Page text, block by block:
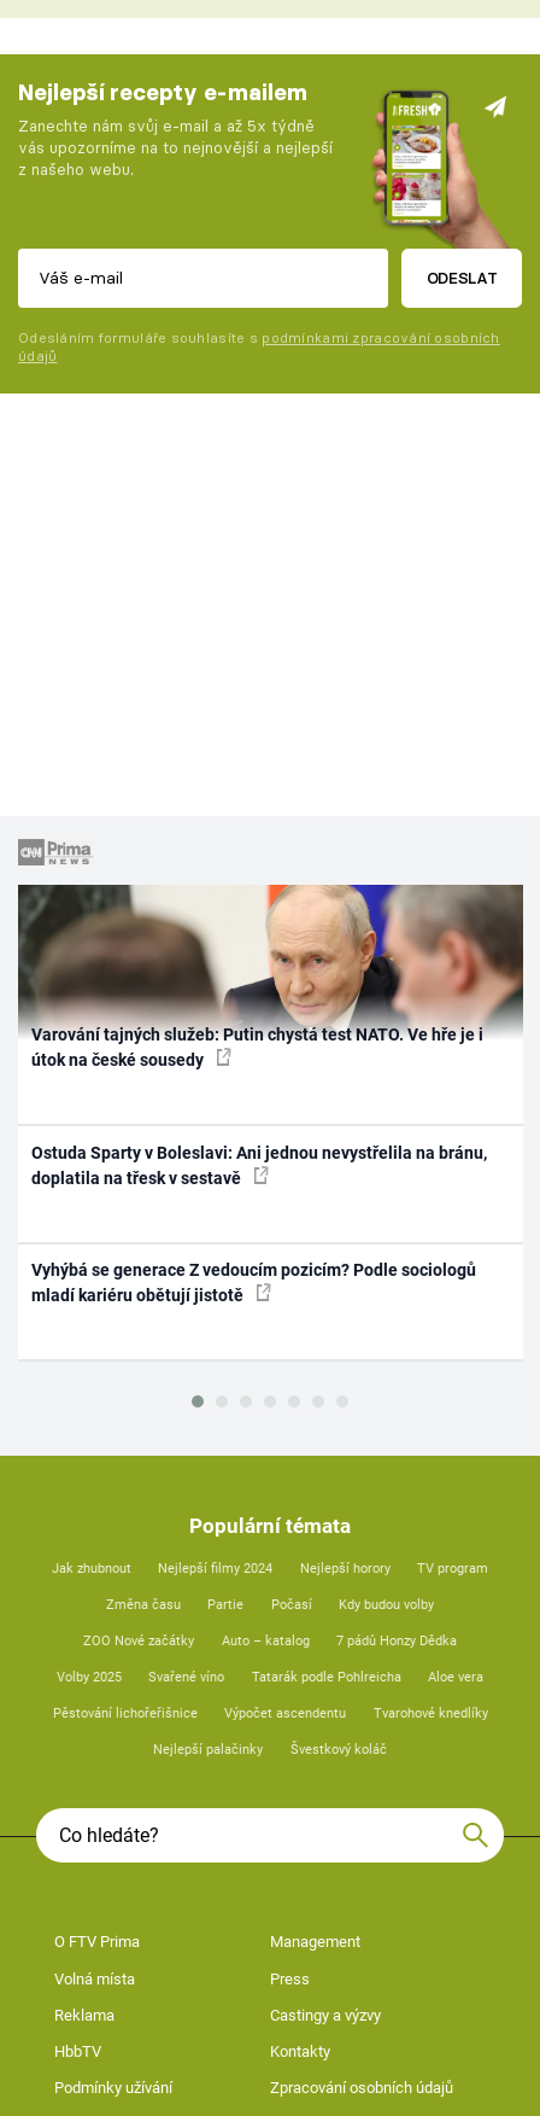
Nejlepší recepty e-mailem
Zanechte nám svůj e-mail a až 5x týdně
vás upozorníme na to nejnovější a nejlepší
z našeho webu.
ODESLAT
Odesláním formuláře souhlasíte s podmínkami zpracování osobních
údajů
Varování tajných služeb: Putin chystá test NATO. Ve hře je i
útok na české sousedy
Ostuda Sparty v Boleslavi: Ani jednou nevystřelila na bránu,
doplatila na třesk v sestavě
Vyhýbá se generace Z vedoucím pozicím? Podle sociologů
mladí kariéru obětují jistotě
Populární témata
Jak zhubnout Nejlepší filmy 2024 Nejlepší horory TV program
Změna času Partie Počasí Kdy budou volby
ZOO Nové začátky Auto – katalog 7 pádů Honzy Dědka
Volby 2025 Svařené víno Tatarák podle Pohlreicha Aloe vera
Pěstování lichořeřišnice Výpočet ascendentu Tvarohové knedlíky
Nejlepší palačinky Švestkový koláč
O FTV Prima Management
Volná místa Press
Reklama Castingy a výzvy
HbbTV Kontakty
Podmínky užívání Zpracování osobních údajů